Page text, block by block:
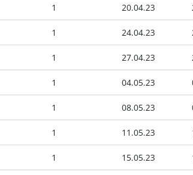
1 20.04.23
1 24.04.23
1 27.04.23
1 04.05.23
1 08.05.23
1 11.05.23
1 15.05.23